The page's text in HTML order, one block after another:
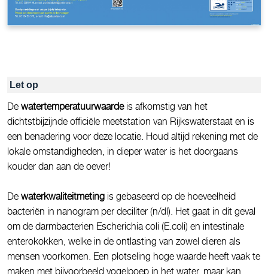
Let op
De watertemperatuurwaardeis afkomstig van het
dichtstbijzijnde officiële meetstation van Rijkswaterstaat en is
een benadering voor deze locatie. Houd altijd rekening met de
lokale omstandigheden, in dieper water is het doorgaans
kouder dan aan de oever!
De waterkwaliteitmeting is gebaseerd op de hoeveelheid
bacteriën in nanogram per deciliter (n/dl). Het gaat in dit geval
om de darmbacterien Escherichia coli (E.coli) en intestinale
enterokokken, welke in de ontlasting van zowel dieren als
mensen voorkomen. Een plotseling hoge waarde heeft vaak te
maken met bijvoorbeeld vogelpoep in het water, maar kan